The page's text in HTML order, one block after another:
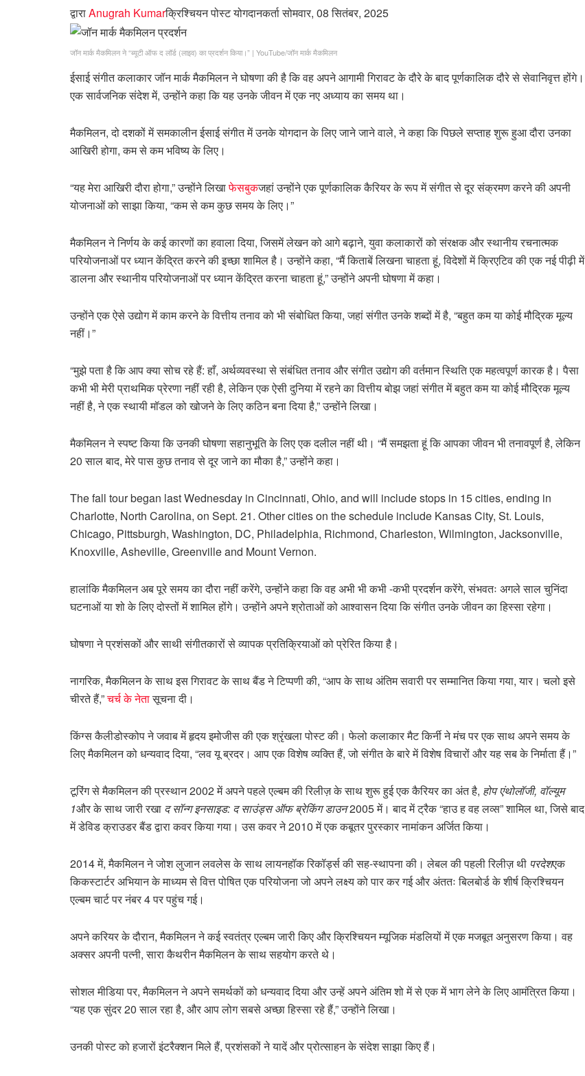
द्वाराAnugrah Kumarक्रिश्चियन पोस्ट योगदानकर्तासोमवार, 08 सितंबर, 2025
जॉन मार्क मैकमिलन ने “ब्यूटी ऑफ द लॉर्ड (लाइव) का प्रदर्शन किया।” | YouTube/जॉन मार्क मैकमिलन
ईसाई संगीत कलाकार जॉन मार्क मैकमिलन ने घोषणा की है कि वह अपने आगामी गिरावट के दौरे के बाद पूर्णकालिक दौरे से सेवानिवृत्त होंगे।
एक सार्वजनिक संदेश में, उन्होंने कहा कि यह उनके जीवन में एक नए अध्याय का समय था।
मैकमिलन, दो दशकों में समकालीन ईसाई संगीत में उनके योगदान के लिए जाने जाने वाले, ने कहा कि पिछले सप्ताह शुरू हुआ दौरा उनका
आखिरी होगा, कम से कम भविष्य के लिए।
“यह मेरा आखिरी दौरा होगा,” उन्होंने लिखाफेसबुकजहां उन्होंने एक पूर्णकालिक कैरियर के रूप में संगीत से दूर संक्रमण करने की अपनी
योजनाओं को साझा किया, “कम से कम कुछ समय के लिए।”
मैकमिलन ने निर्णय के कई कारणों का हवाला दिया, जिसमें लेखन को आगे बढ़ाने, युवा कलाकारों को संरक्षक और स्थानीय रचनात्मक
परियोजनाओं पर ध्यान केंद्रित करने की इच्छा शामिल है। उन्होंने कहा, “मैं किताबें लिखना चाहता हूं, विदेशों में क्रिएटिव की एक नई पीढ़ी में
डालना और स्थानीय परियोजनाओं पर ध्यान केंद्रित करना चाहता हूं,” उन्होंने अपनी घोषणा में कहा।
उन्होंने एक ऐसे उद्योग में काम करने के वित्तीय तनाव को भी संबोधित किया, जहां संगीत उनके शब्दों में है, “बहुत कम या कोई मौद्रिक मूल्य
नहीं।”
“मुझे पता है कि आप क्या सोच रहे हैं: हाँ, अर्थव्यवस्था से संबंधित तनाव और संगीत उद्योग की वर्तमान स्थिति एक महत्वपूर्ण कारक है। पैसा
कभी भी मेरी प्राथमिक प्रेरणा नहीं रही है, लेकिन एक ऐसी दुनिया में रहने का वित्तीय बोझ जहां संगीत में बहुत कम या कोई मौद्रिक मूल्य
नहीं है, ने एक स्थायी मॉडल को खोजने के लिए कठिन बना दिया है,” उन्होंने लिखा।
मैकमिलन ने स्पष्ट किया कि उनकी घोषणा सहानुभूति के लिए एक दलील नहीं थी। “मैं समझता हूं कि आपका जीवन भी तनावपूर्ण है, लेकिन
20 साल बाद, मेरे पास कुछ तनाव से दूर जाने का मौका है,” उन्होंने कहा।
The fall tour began last Wednesday in Cincinnati, Ohio, and will include stops in 15 cities, ending in
Charlotte, North Carolina, on Sept. 21. Other cities on the schedule include Kansas City, St. Louis,
Chicago, Pittsburgh, Washington, DC, Philadelphia, Richmond, Charleston, Wilmington, Jacksonville,
Knoxville, Asheville, Greenville and Mount Vernon.
हालांकि मैकमिलन अब पूरे समय का दौरा नहीं करेंगे, उन्होंने कहा कि वह अभी भी कभी -कभी प्रदर्शन करेंगे, संभवतः अगले साल चुनिंदा
घटनाओं या शो के लिए दोस्तों में शामिल होंगे। उन्होंने अपने श्रोताओं को आश्वासन दिया कि संगीत उनके जीवन का हिस्सा रहेगा।
घोषणा ने प्रशंसकों और साथी संगीतकारों से व्यापक प्रतिक्रियाओं को प्रेरित किया है।
नागरिक, मैकमिलन के साथ इस गिरावट के साथ बैंड ने टिप्पणी की, “आप के साथ अंतिम सवारी पर सम्मानित किया गया, यार। चलो इसे
चीरते हैं,”चर्च के नेतासूचना दी।
किंग्स कैलीडोस्कोप ने जवाब में हृदय इमोजीस की एक श्रृंखला पोस्ट की। फेलो कलाकार मैट किर्नी ने मंच पर एक साथ अपने समय के
लिए मैकमिलन को धन्यवाद दिया, “लव यू ब्रदर। आप एक विशेष व्यक्ति हैं, जो संगीत के बारे में विशेष विचारों और यह सब के निर्माता हैं।”
टूरिंग से मैकमिलन की प्रस्थान 2002 में अपने पहले एल्बम की रिलीज़ के साथ शुरू हुई एक कैरियर का अंत है, होप एंथोलॉजी, वॉल्यूम
1और के साथ जारी रखा द सॉन्ग इनसाइड: द साउंड्स ऑफ ब्रेकिंग डाउन2005 में। बाद में ट्रैक “हाउ ह वह लव्स” शामिल था, जिसे बाद
में डेविड क्राउडर बैंड द्वारा कवर किया गया। उस कवर ने 2010 में एक कबूतर पुरस्कार नामांकन अर्जित किया।
2014 में, मैकमिलन ने जोश लुजान लवलेस के साथ लायनहॉक रिकॉर्ड्स की सह-स्थापना की। लेबल की पहली रिलीज़ थी परदेशएक
किकस्टार्टर अभियान के माध्यम से वित्त पोषित एक परियोजना जो अपने लक्ष्य को पार कर गई और अंततः बिलबोर्ड के शीर्ष क्रिश्चियन
एल्बम चार्ट पर नंबर 4 पर पहुंच गई।
अपने करियर के दौरान, मैकमिलन ने कई स्वतंत्र एल्बम जारी किए और क्रिश्चियन म्यूजिक मंडलियों में एक मजबूत अनुसरण किया। वह
अक्सर अपनी पत्नी, सारा कैथरीन मैकमिलन के साथ सहयोग करते थे।
सोशल मीडिया पर, मैकमिलन ने अपने समर्थकों को धन्यवाद दिया और उन्हें अपने अंतिम शो में से एक में भाग लेने के लिए आमंत्रित किया।
“यह एक सुंदर 20 साल रहा है, और आप लोग सबसे अच्छा हिस्सा रहे हैं,” उन्होंने लिखा।
उनकी पोस्ट को हजारों इंटरैक्शन मिले हैं, प्रशंसकों ने यादें और प्रोत्साहन के संदेश साझा किए हैं।